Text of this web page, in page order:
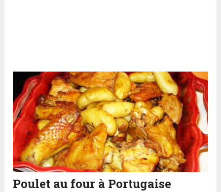
Poulet au four à Portugaise